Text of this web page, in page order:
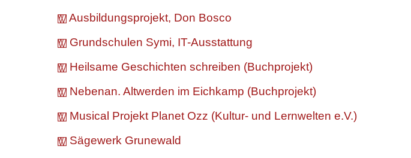
Ausbildungsprojekt, Don Bosco
Grundschulen Symi, IT-Ausstattung
Heilsame Geschichten schreiben (Buchprojekt)
Nebenan. Altwerden im Eichkamp (Buchprojekt)
Musical Projekt Planet Ozz (Kultur- und Lernwelten e.V.)
Sägewerk Grunewald